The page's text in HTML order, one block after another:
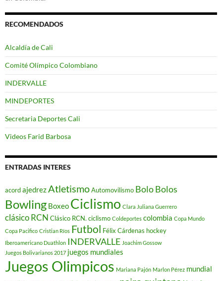
RECOMENDADOS
Alcaldía de Cali
Comité Olímpico Colombiano
INDERVALLE
MINDEPORTES
Secretaria Deportes Cali
Videos Farid Barbosa
ENTRADAS INTERES
acordajedrez AtletismoAutomovilismo BoloBolos
Bowling Boxeo Ciclismo Clara Juliana Guerrero
clásico RCN Clásico RCN. ciclismo Coldeportes colombia Copa Mundo
Copa Pacifico Cristian Ríos Futbol Félix Cárdenas hockey
Iberoamericano Duathlon INDERVALLE Joachim Gossow
Juegos Bolivarianos 2017 juegos mundiales
Juegos Olimpicos Mariana Pajón Marlon Pérez mundial